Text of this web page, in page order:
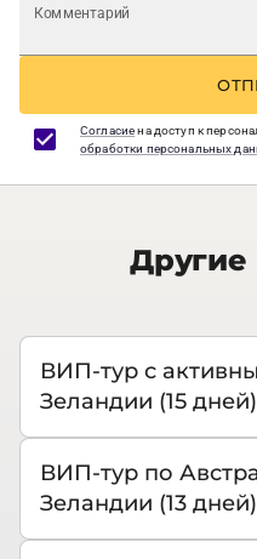
Комментарий
Согласиена доступ к
обработки персональных
ВИП-тур с
Зеландии (15 дней)
ВИП-тур по
Зеландии (13 дней)